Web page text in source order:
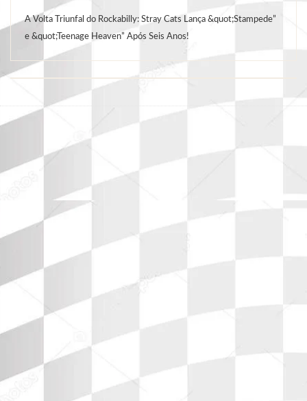
A Volta Triunfal do Rockabilly: Stray Cats Lança &quot;Stampede”
e &quot;Teenage Heaven” Após Seis Anos!